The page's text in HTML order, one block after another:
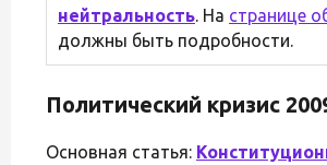
нейтральность. На странице
должны быть подробности.
Политический кризис
Основная статья: